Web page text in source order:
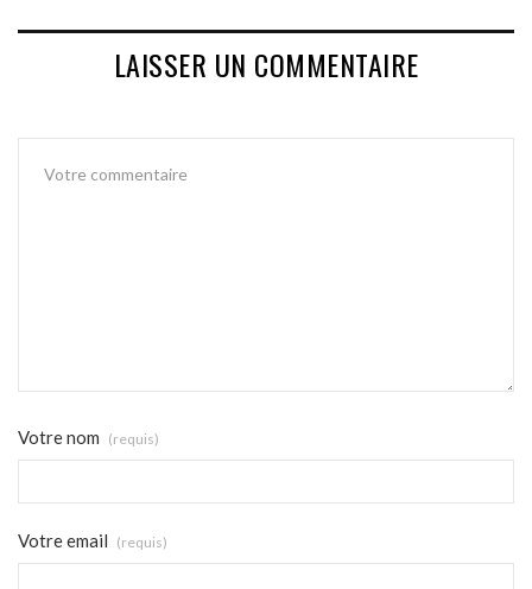
LAISSER UN COMMENTAIRE
Votre nom (requis)
Votre email (requis)